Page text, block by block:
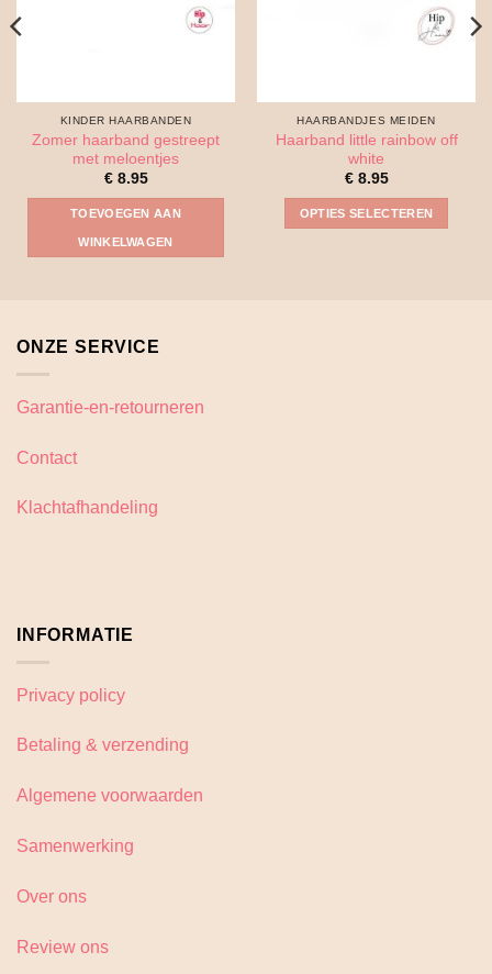
KINDER HAARBANDEN
Zomer haarband gestreept
met meloentjes
€8.95
TOEVOEGEN AAN
WINKELWAGEN
HAARBANDJES MEIDEN
Haarband little rainbow off
white
€8.95
OPTIES SELECTEREN
ONZE SERVICE
Garantie-en-retourneren
Contact
Klachtafhandeling
INFORMATIE
Privacy policy
Betaling & verzending
Algemene voorwaarden
Samenwerking
Over ons
Review ons